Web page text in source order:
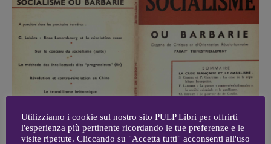
ARCHIVIO E AUTORI
Utilizziamo i cookie sul nostro sito PULP Libri per offrirti
l'esperienza più pertinente ricordando le tue preferenze e le
visite ripetute. Cliccando su "Accetta tutti" acconsenti all'uso